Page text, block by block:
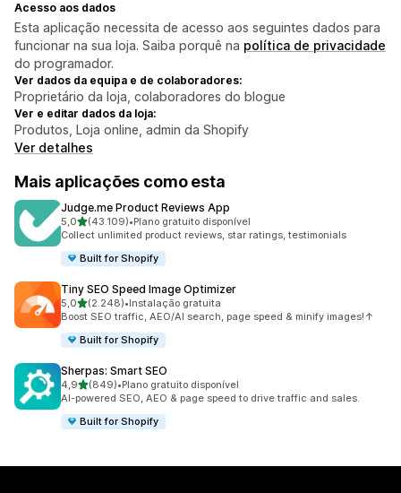
Acesso aos dados
Esta aplicação necessita de acesso aos seguintes dados para
funcionar na sua loja. Saiba porquê na política de privacidade
do programador.
Ver dados da equipa e de colaboradores:
Proprietário da loja, colaboradores do blogue
Ver e editar dados da loja:
Produtos, Loja online, admin da Shopify
Ver detalhes
Mais aplicações como esta
Judge.me Product Reviews App
5,0de 5 estrelas
(43.109)
43109 total de avaliações
•Plano gratuito disponível
Collect unlimited product reviews, star ratings, testimonials
Built for Shopify
Tiny SEO Speed Image Optimizer
5,0de 5 estrelas
(2.248)
2248 total de avaliações
•Instalação gratuita
Boost SEO traffic, AEO/AI search, page speed & minify images!↑
Built for Shopify
Sherpas: Smart SEO
4,9de 5 estrelas
(849)
849 total de avaliações
•Plano gratuito disponível
AI-powered SEO, AEO & page speed to drive traffic and sales.
Built for Shopify